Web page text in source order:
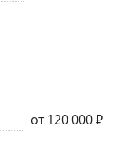
от 120 000 ₽